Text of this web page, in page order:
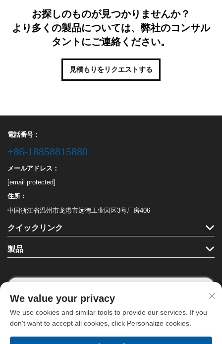
お探しのものが見つかりませんか？
より多くの製品については、弊社のコンサル
タントにご連絡ください。
見積もりをリクエストする
電話番号：
+86-18858815880
メールアドレス：
[email protected]
住所：
中国浙江省温州市龙港市远德工业园区3号厂房406
クイックリンク
製品
フォローする
We value your privacy
We use cookies and similar tools to provide our services. If you
don't want to accept all cookies, click Personalize cookies.